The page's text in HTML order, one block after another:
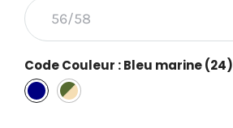
Code Couleur : Bleu marine (24)
Bleu
marine
Bariolé
TE